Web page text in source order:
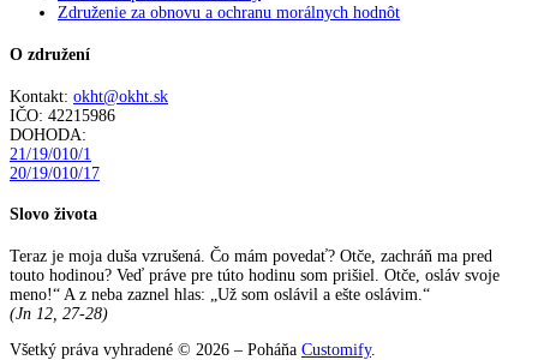
Združenie za obnovu a ochranu morálnych hodnôt
O združení
Kontakt: okht@okht.sk
IČO: 42215986
DOHODA:
21/19/010/1
20/19/010/17
Slovo života
Teraz je moja duša vzrušená. Čo mám povedať? Otče, zachráň ma pred
touto hodinou? Veď práve pre túto hodinu som prišiel. Otče, osláv svoje
meno!“ A z neba zaznel hlas: „Už som oslávil a ešte oslávim.“
(Jn 12, 27-28)
Všetký práva vyhradené © 2026 – Poháňa Customify.